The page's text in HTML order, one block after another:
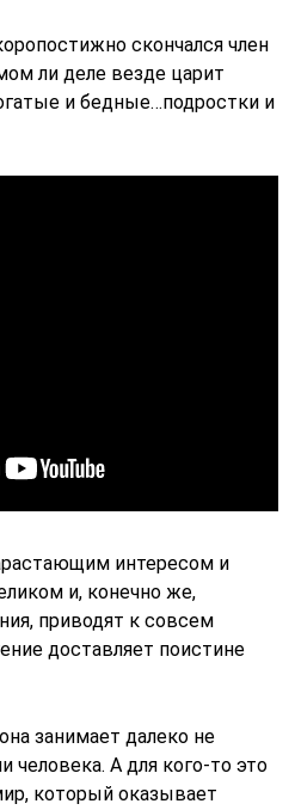
скончался член
ли деле везде царит
и бедные…подростки и
интересом и
и, конечно же,
приводят к совсем
доставляет поистине
занимает далеко не
человека. А для кого-то это
который оказывает